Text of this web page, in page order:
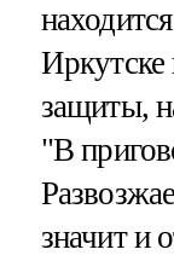
Иркутске
защиты,
"В
значит и